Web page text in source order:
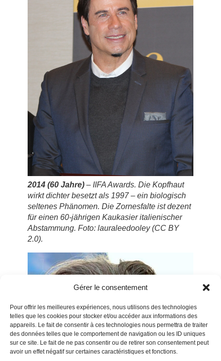
Gérer le consentement
Pour offrir les meilleures expériences, nous utilisons des technologies
telles que les cookies pour stocker et/ou accéder aux informations des
appareils. Le fait de consentir à ces technologies nous permettra de traiter
des données telles que le comportement de navigation ou les ID uniques
sur ce site. Le fait de ne pas consentir ou de retirer son consentement peut
avoir un effet négatif sur certaines caractéristiques et fonctions.
2014 (60 Jahre) – IIFA Awards. Die Kopfhaut
wirkt dichter besetzt als 1997 – ein biologisch
seltenes Phänomen. Die Zornesfalte istdezent
für einen 60-jährigen Kaukasier italienischer
Abstammung. Foto: lauraleedooley (CC BY
2.0).